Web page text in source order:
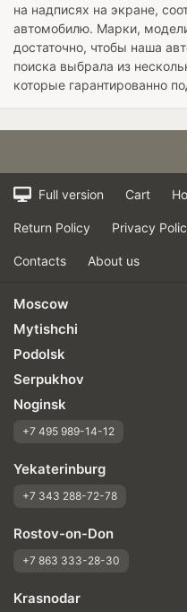
на надписях на экране,
автомобилю. Марки,
достаточно, чтобы наша
поиска выбрала из
которые гарантированно
Full version Cart
Return Policy Privacy
Contacts About us
Moscow
Mytishchi
Podolsk
Serpukhov
Noginsk
+7 495 989-14-12
Yekaterinburg
+7 343 288-72-78
Rostov-on-Don
+7 863 333-28-30
Krasnodar